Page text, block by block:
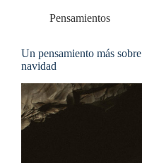
Pensamientos
Un pensamiento más sobre
navidad